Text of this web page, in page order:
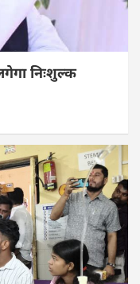
निःशुल्क